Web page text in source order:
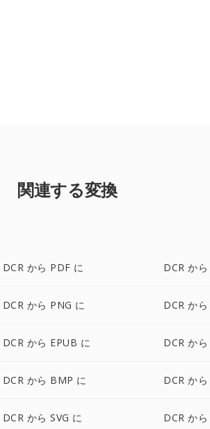
関連する変換
DCR から PDF に DCR か
DCR から PNG に DCR から
DCR から EPUB に DCR か
DCR から BMP に DCR か
DCR から SVG に DCR か